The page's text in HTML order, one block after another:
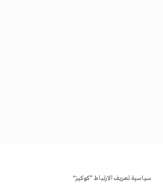
سياسية تعريف الارتباط “كوكيز”